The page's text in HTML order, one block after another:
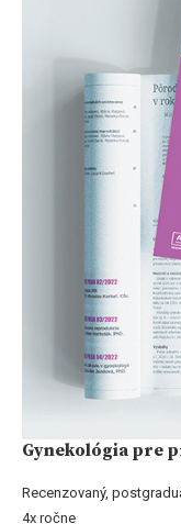
Gynekológia pre
Recenzovaný,
4x ročne